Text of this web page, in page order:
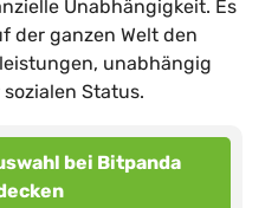
Unabhängigkeit. Es
der ganzen Welt den
unabhängig
Status.
bei Bitpanda